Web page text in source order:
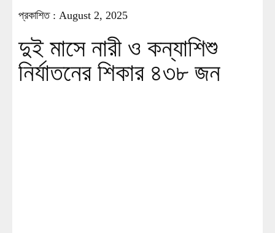
প্রকাশিত : August 2, 2025
দুই মাসে নারী ও কন্যাশিশু
নির্যাতনের শিকার ৪৩৮ জন